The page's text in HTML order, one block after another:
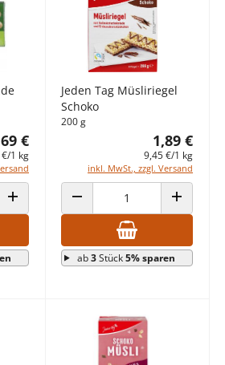
€
1 kg
ANZAHL ERHÖHEN
Jeden Tag Müsliriegel
Schoko
200 g
1,89 €
9,45 €/1 kg
inkl. MwSt., zzgl. Versand
ANZAHL VERRINGERN ANZAHL
ab3Stück5% sparen